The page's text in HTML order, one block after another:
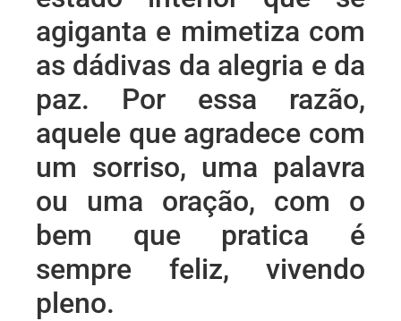
agiganta e mimetiza com
as dádivas da alegria e da
paz. Por essa razão,
aquele que agradece com
um sorriso, uma palavra
ou uma oração, com o
bem que pratica é
sempre feliz, vivendo
pleno.